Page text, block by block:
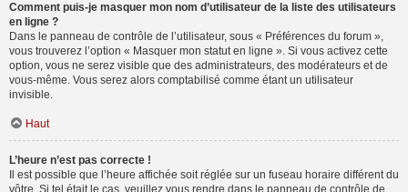
Comment puis-je masquer mon nom d’utilisateur de la liste des utilisateurs
en ligne ?
Dans le panneau de contrôle de l’utilisateur, sous « Préférences du forum »,
vous trouverez l’option « Masquer mon statut en ligne ». Si vous activez cette
option, vous ne serez visible que des administrateurs, des modérateurs et de
vous-même. Vous serez alors comptabilisé comme étant un utilisateur
invisible.
Haut
L’heure n’est pas correcte !
Il est possible que l’heure affichée soit réglée sur un fuseau horaire différent du